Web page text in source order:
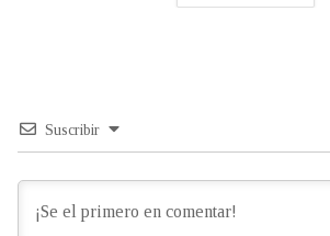
Suscribir